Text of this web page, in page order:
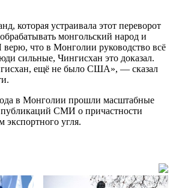
которая устраивала этот переворот
монгольский народ и
верю, что в Монголии руководство всё
сильные, Чингисхан это доказал.
ещё не было США», — сказал
в Монголии прошли масштабные
публикаций СМИ о причастности
угля.